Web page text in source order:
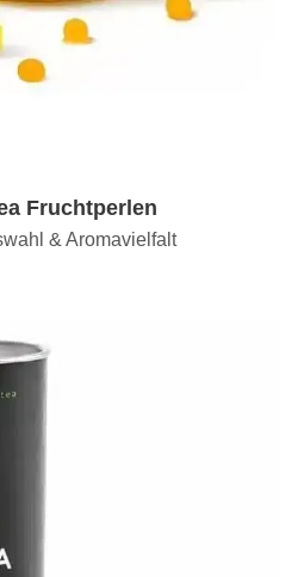
Fruchtperlen
& Aromavielfalt